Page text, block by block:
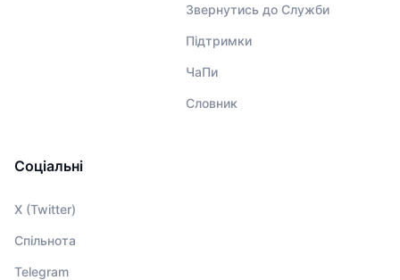
Звернутись до Служби
Підтримки
ЧаПи
Словник
Соціальні
X (Twitter)
Спільнота
Telegram